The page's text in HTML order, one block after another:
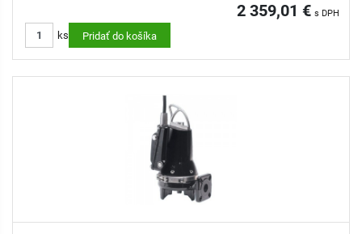
2 359,01 € s DPH
ks Pridať do košíka